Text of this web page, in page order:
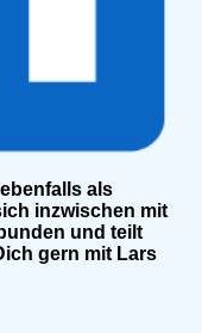
als
inzwischen mit
und teilt
gern mit Lars